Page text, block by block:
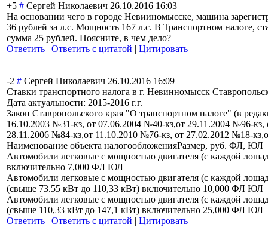
+5 # Сергей Николаевич 26.10.2016 16:03
На основании чего в городе Невииномысске, машина
36 рублей за л.с. Мощность 167 л.с. В Транспортном налоге,
сумма 25 рублей. Поясните, в чем дело?
Ответить | Ответить с цитатой | Цитировать
-2 # Сергей Николаевич 26.10.2016 16:09
Ставки транспортного налога в г. Невинномысск
Дата актуальности: 2015-2016 г.г.
Закон Ставропольского края "О транспортном налоге" (в
16.10.2003 №31-кз, от 07.06.2004 №40-кз,от 29.11.2004 №96-
28.11.2006 №84-кз,от 11.10.2010 №76-кз, от 27.02.2012 №18-
Наименование объекта налогообложенияРазмер, руб. ФЛ, ЮЛ
Автомобили легковые с мощностью двигателя (с каждой
включительно 7,000 ФЛ ЮЛ
Автомобили легковые с мощностью двигателя (с каждой
(свыше 73.55 кВт до 110,33 кВт) включительно 10,000 ФЛ ЮЛ
Автомобили легковые с мощностью двигателя (с каждой
(свыше 110,33 кВт до 147,1 кВт) включительно 25,000 ФЛ ЮЛ
Ответить | Ответить с цитатой | Цитировать